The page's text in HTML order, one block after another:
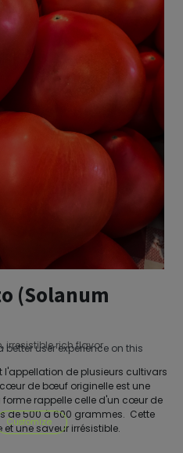
(Solanum
irresistible rich flavor.
de plusieurs cultivars
de bœuf originelle est une
rappelle celle d'un cœur de
de 500 à 600 grammes. Cette
une saveur irrésistible.
user experience on this
Customize